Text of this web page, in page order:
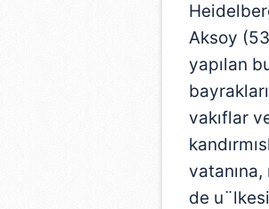
Aksoy
yapılan
vakıflar
de